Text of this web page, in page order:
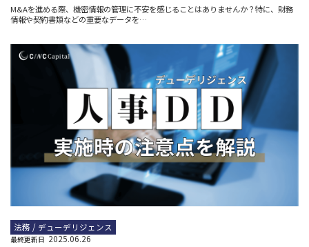
M&Aを進める際、機密情報の管理に不安を感じることはありませんか？特に、財務
情報や契約書類などの重要なデータを…
法務 / デューデリジェンス
最終更新日 2025.06.26